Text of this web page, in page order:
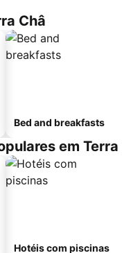
Châ
Bed and breakfasts
em Terra
Hotéis com piscinas